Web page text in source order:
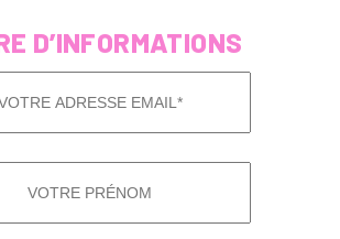
D’INFORMATIONS